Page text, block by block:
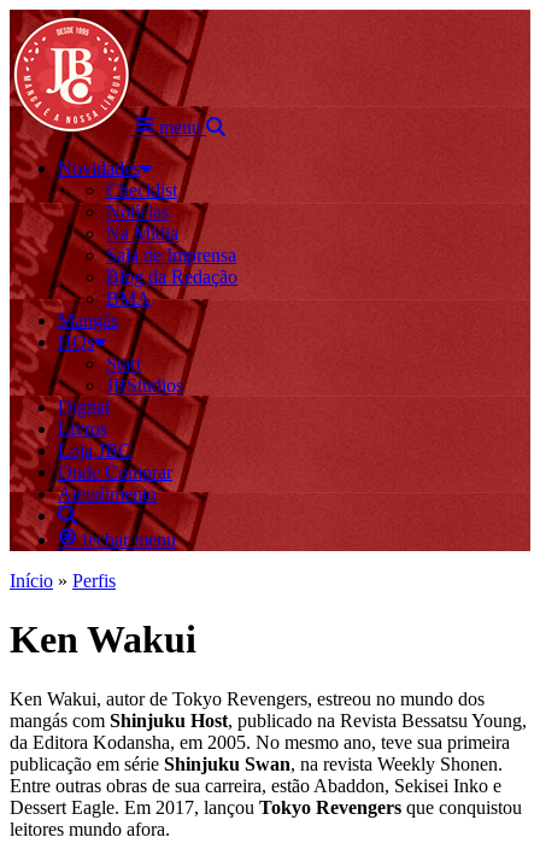
menu
Novidades
Checklist
Notícias
Na Mídia
Sala de Imprensa
Blog da Redação
BMA
Mangás
HQs
Start
JBStudios
Digital
Livros
Loja JBC
Onde Comprar
Atendimento
fechar menu
Início » Perfis
Ken Wakui
Ken Wakui, autor de Tokyo Revengers, estreou no mundo dos
mangás com Shinjuku Host, publicado na Revista Bessatsu Young,
da Editora Kodansha, em 2005. No mesmo ano, teve sua primeira
publicação em série Shinjuku Swan, na revista Weekly Shonen.
Entre outras obras de sua carreira, estão Abaddon, Sekisei Inko e
Dessert Eagle. Em 2017, lançou Tokyo Revengers que conquistou
leitores mundo afora.